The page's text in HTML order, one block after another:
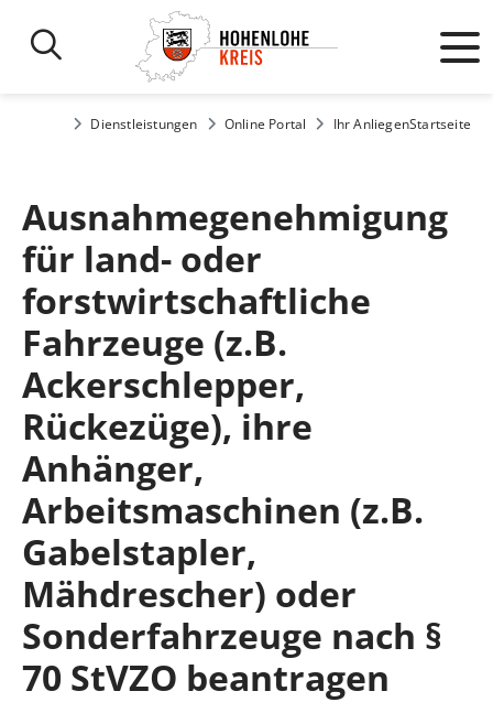
Startseite
Ihr Anliegen
Online Portal
Dienstleistungen
Ausnahmegenehmigung
für land- oder
forstwirtschaftliche
Fahrzeuge (z.B.
Ackerschlepper,
Rückezüge), ihre
Anhänger,
Arbeitsmaschinen (z.B.
Gabelstapler,
Mähdrescher) oder
Sonderfahrzeuge nach §
70 StVZO beantragen